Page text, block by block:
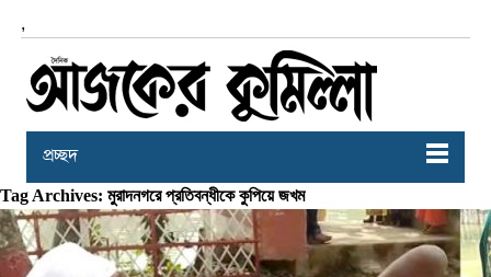
,
প্রচ্ছদ
Tag Archives: মুরাদনগরে প্রতিবন্ধীকে কুপিয়ে জখম